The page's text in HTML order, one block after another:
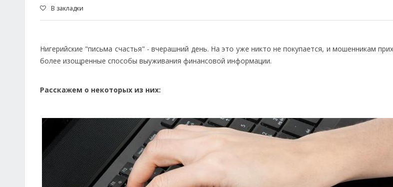
В закладки
Нигерийские "письма счастья" - вчерашний день. На это уже никто не покупается, и мошенникам
более изощренные способы выуживания финансовой информации.
Расскажем о некоторых из них: